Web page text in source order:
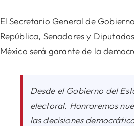
El Secretario General de
República, Senadores y
México será garante de la
Desde el Gobierno del
electoral. Honraremos
las decisiones